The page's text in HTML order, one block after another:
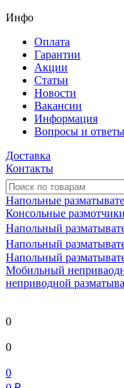
Инфо
Оплата
Гарантии
Акции
Статьи
Новости
Вакансии
Информация
Вопросы и ответы
Доставка
Контакты
Напольные
Консольные размотчики
Напольный
Напольный
Напольный
Мобильный
неприводной
0
0
0